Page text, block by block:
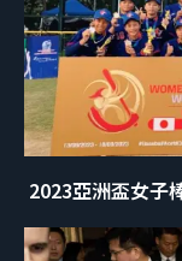
2023亞洲盃女子